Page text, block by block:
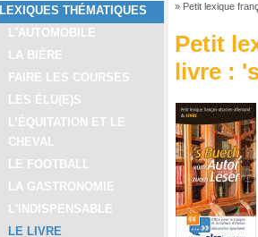
LEXIQUES THÉMATIQUES
L'AUTOMOBILE
LA BIÈRE
FAIRE LES COURSES
LES ÉLU(E)S
L’ÉQUITATION ET LE
CHEVAL
LE FOOTBALL
LA GASTRONOMIE
L'INDISPENSABLE
LE LIVRE
» Petit lexique
Petit
livre :